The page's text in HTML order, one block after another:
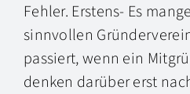
Fehler. Erstens- Es
sinnvollen
passiert, wenn ein
denken darüber erst